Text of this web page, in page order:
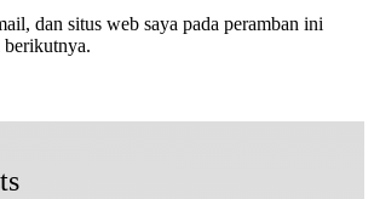
dan situs web saya pada peramban ini
berikutnya.